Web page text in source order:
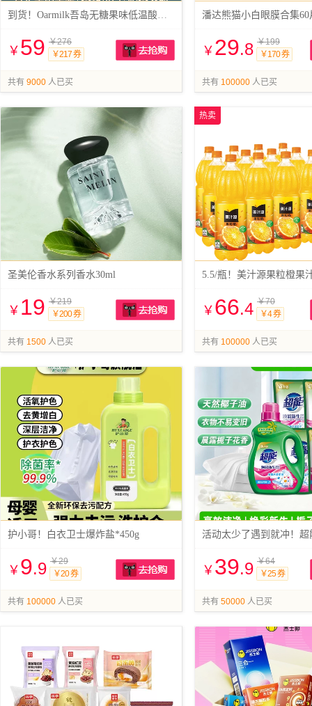
到货！Oarmilk吾岛无糖果味低温酸奶420g桶
￥ 59 ￥276
￥217 券
共有 9000 人已买
潘达熊猫小白眼膜合集60
￥ 29.8 ￥199
￥170 券
共有 100000 人已买
圣美伦香水系列香水30ml
￥ 19 ￥219
￥200 券
共有 1500 人已买
热卖
￥ 66.4 ￥70
￥4 券
共有 100000 人已买
护小哥！白衣卫士爆炸盐*450g
￥ 9.9 ￥29
￥20 券
共有 100000 人已买
￥ 39.9 ￥64
￥25 券
共有 50000 人已买